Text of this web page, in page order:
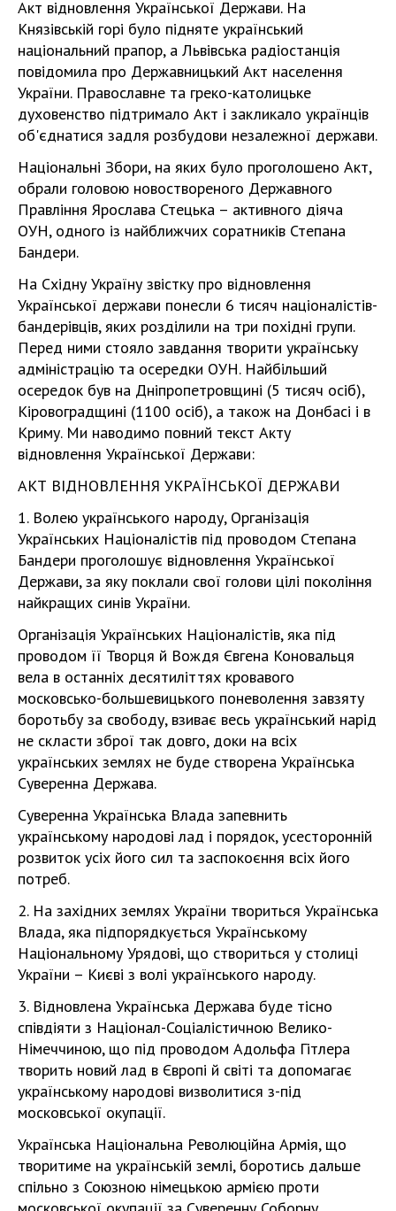
Акт відновлення Української Держави. На
Князівській горі було підняте український
національний прапор, а Львівська радіостанція
повідомила про Державницький Акт населення
України. Православне та греко-католицьке
духовенство підтримало Акт і закликало українців
об'єднатися задля розбудови незалежної держави.
Національні Збори, на яких було проголошено Акт,
обрали головою новоствореного Державного
Правління Ярослава Стецька – активного діяча
ОУН, одного із найближчих соратників Степана
Бандери.
На Східну Україну звістку про відновлення
Української держави понесли 6 тисяч націоналістів-
бандерівців, яких розділили на три похідні групи.
Перед ними стояло завдання творити українську
адміністрацію та осередки ОУН. Найбільший
осередок був на Дніпропетровщині (5 тисяч осіб),
Кіровоградщині (1100 осіб), а також на Донбасі і в
Криму. Ми наводимо повний текст Акту
відновлення Української Держави:
АКТ ВІДНОВЛЕННЯ УКРАЇНСЬКОЇ ДЕРЖАВИ
1. Волею українського народу, Організація
Українських Націоналістів під проводом Степана
Бандери проголошує відновлення Української
Держави, за яку поклали свої голови цілі покоління
найкращих синів України.
Організація Українських Націоналістів, яка під
проводом її Творця й Вождя Євгена Коновальця
вела в останніх десятиліттях кровавого
московсько-большевицького поневолення завзяту
боротьбу за свободу, взиває весь український нарід
не скласти зброї так довго, доки на всіх
українських землях не буде створена Українська
Суверенна Держава.
Суверенна Українська Влада запевнить
українському народові лад і порядок, усесторонній
розвиток усіх його сил та заспокоєння всіх його
потреб.
2. На західних землях України твориться Українська
Влада, яка підпорядкується Українському
Національному Урядові, що створиться у столиці
України – Києві з волі українського народу.
3. Відновлена Українська Держава буде тісно
співдіяти з Націонал-Соціалістичною Велико-
Німеччиною, що під проводом Адольфа Гітлера
творить новий лад в Європі й світі та допомагає
українському народові визволитися з-під
московської окупації.
Українська Національна Революційна Армія, що
творитиме на українській землі, боротись дальше
спільно з Союзною німецькою армією проти